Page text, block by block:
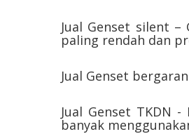
Jual Genset silent
paling rendah dan
Jual Genset
Jual Genset TKDN
banyak